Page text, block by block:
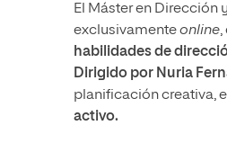
Música
El Máster en Dirección
exclusivamenteonline,
habilidades de
Dirigido por Nuria
planificación creativa,
activo.